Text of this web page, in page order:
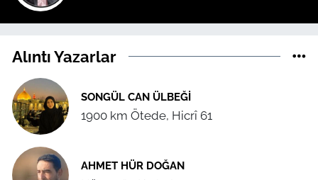
Alıntı Yazarlar
SONGÜL CAN ÜLBEĞI
1900 km Ötede, Hicrî 61
AHMET HÜR DOĞAN